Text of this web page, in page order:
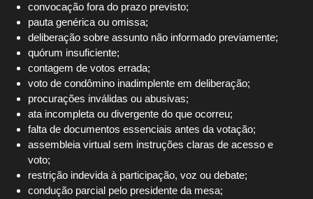
convocação fora do prazo previsto;
pauta genérica ou omissa;
deliberação sobre assunto não informado previamente;
quórum insuficiente;
contagem de votos errada;
voto de condômino inadimplente em deliberação;
procurações inválidas ou abusivas;
ata incompleta ou divergente do que ocorreu;
falta de documentos essenciais antes da votação;
assembleia virtual sem instruções claras de acesso e
voto;
restrição indevida à participação, voz ou debate;
condução parcial pelo presidente da mesa;